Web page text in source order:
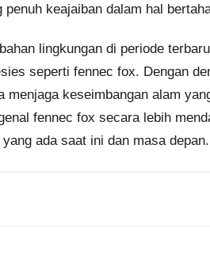
keajaiban dalam hal
lingkungan di periode
seperti fennec fox. Dengan
menjaga keseimbangan alam
fennec fox secara lebih
ada saat ini dan masa depan.